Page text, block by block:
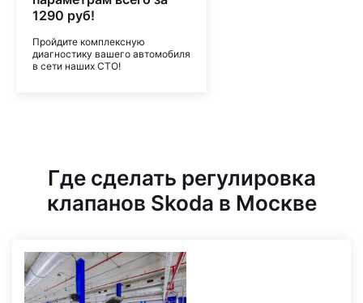
1290 руб!
Пройдите комплексную
диагностику вашего автомобиля
в сети наших СТО!
Где сделать регулировка
клапанов Skoda в Москве